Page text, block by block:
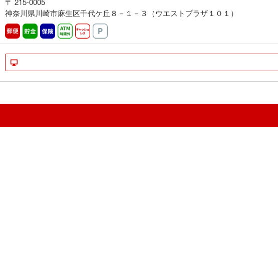
神奈川県川崎市麻生区千代ケ丘８－１－３（ウエストプラザ１０１）
郵便 貯金 保険 ATM時間外キャッシュレス